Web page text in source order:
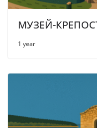
МУЗЕЙ-
1 year